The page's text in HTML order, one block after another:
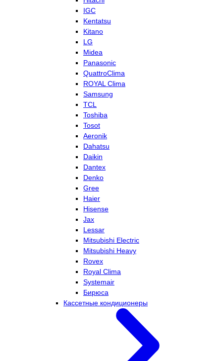
IGC
Kentatsu
Kitano
LG
Midea
Panasonic
QuattroClima
ROYAL Clima
Samsung
TCL
Toshiba
Tosot
Aeronik
Dahatsu
Daikin
Dantex
Denko
Gree
Haier
Hisense
Jax
Lessar
Mitsubishi Electric
Mitsubishi Heavy
Rovex
Royal Clima
Systemair
Бирюса
Кассетные кондиционеры